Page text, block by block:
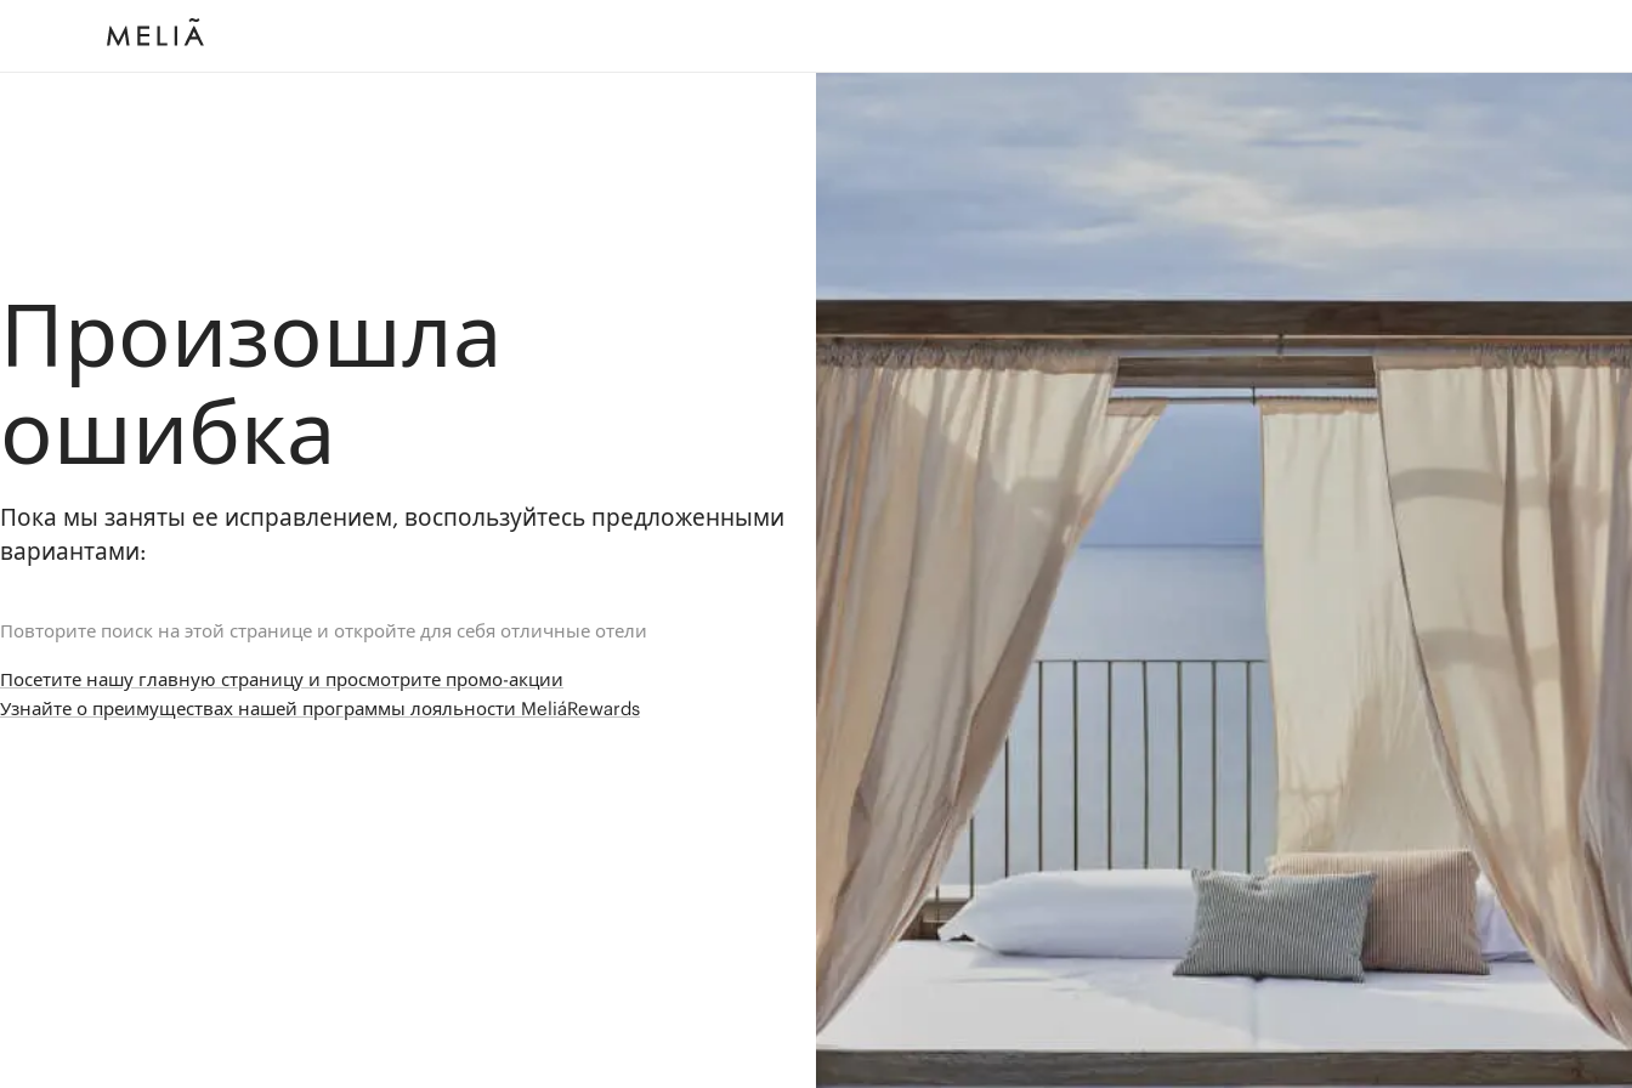
Произошла
ошибка
Пока мы заняты ее исправлением, воспользуйтесь предложенными
вариантами:
Повторите поиск на этой странице и откройте для себя отличные отели
Посетите нашу главную страницу и просмотрите промо-акции
Узнайте о преимуществах нашей программы лояльности MeliáRewards